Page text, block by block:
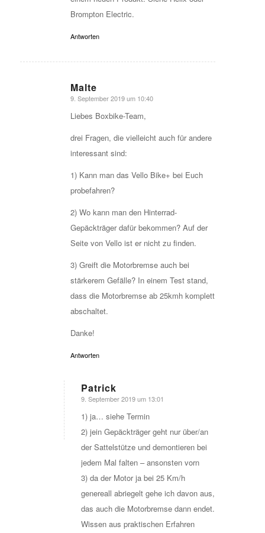
Brompton Electric.
Antworten
Malte
sagte:
9. September 2019 um 10:40
Liebes Boxbike-Team,
drei Fragen, die vielleicht auch für andere
interessant sind:
1) Kann man das Vello Bike+ bei Euch
probefahren?
2) Wo kann man den Hinterrad-
Gepäckträger dafür bekommen? Auf der
Seite von Vello ist er nicht zu finden.
3) Greift die Motorbremse auch bei
stärkerem Gefälle? In einem Test stand,
dass die Motorbremse ab 25kmh komplett
abschaltet.
Danke!
Antworten
Patrick
sagte:
9. September 2019 um 13:01
1) ja… siehe Termin
2) jein Gepäckträger geht nur über/an
der Sattelstütze und demontieren bei
jedem Mal falten – ansonsten vorn
3) da der Motor ja bei 25 Km/h
genereall abriegelt gehe ich davon aus,
das auch die Motorbremse dann endet.
Wissen aus praktischen Erfahren